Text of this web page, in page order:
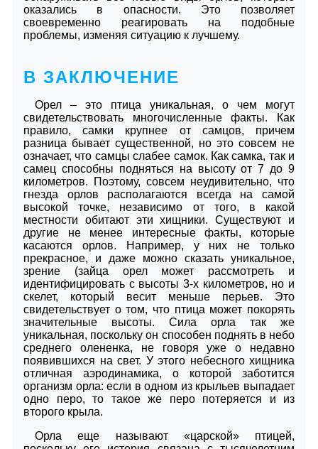
оказались в опасности. Это позволяет
своевременно реагировать на подобные
проблемы, изменяя ситуацию к лучшему.
В ЗАКЛЮЧЕНИЕ
Орел – это птица уникальная, о чем могут
свидетельствовать многочисленные факты. Как
правило, самки крупнее от самцов, причем
разница бывает существенной, но это совсем не
означает, что самцы слабее самок. Как самка, так и
самец способны подняться на высоту от 7 до 9
километров. Поэтому, совсем неудивительно, что
гнезда орлов располагаются всегда на самой
высокой точке, независимо от того, в какой
местности обитают эти хищники. Существуют и
другие не менее интересные факты, которые
касаются орлов. Например, у них не только
прекрасное, и даже можно сказать уникальное,
зрение (зайца орел может рассмотреть и
идентифицировать с высоты 3-х километров, но и
скелет, который весит меньше перьев. Это
свидетельствует о том, что птица может покорять
значительные высоты. Сила орла так же
уникальная, поскольку он способен поднять в небо
среднего олененка, не говоря уже о недавно
появившихся на свет. У этого небесного хищника
отличная аэродинамика, о которой заботится
организм орла: если в одном из крыльев выпадает
одно перо, то такое же перо потеряется и из
второго крыла.
Орла еще называют «царской» птицей,